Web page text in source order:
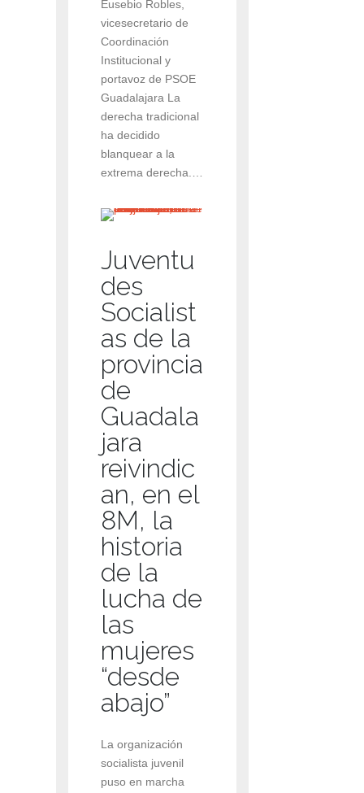
Eusebio Robles,
vicesecretario de
Coordinación
Institucional y
portavoz de PSOE
Guadalajara La
derecha tradicional
ha decidido
blanquear a la
extrema derecha.…
Juventu
des
Socialist
as de la
provincia
de
Guadala
jara
reivindic
an, en el
8M, la
historia
de la
lucha de
las
mujeres
“desde
abajo”
La organización
socialista juvenil
puso en marcha